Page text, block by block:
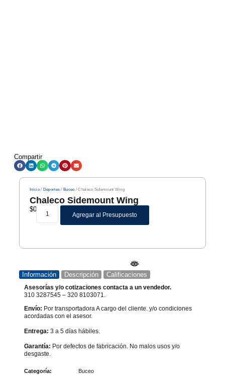
Compartir
Inicio/ Deportes / Buceo / Chaleco Sidemount Wing
Chaleco Sidemount Wing
$0
Agregar al Presupuesto
Información Descripción Calificaciones
Asesorías y/o cotizaciones contacta a un vendedor.
310 3287545 – 320 8103071.
Envío: Por transportadora A cargo del cliente. y/o condiciones
acordadas con el asesor.
Entrega: 3 a 5 días hábiles.
Garantía: Por defectos de fabricación. No malos usos y/o
desgaste.
Categoría: Buceo